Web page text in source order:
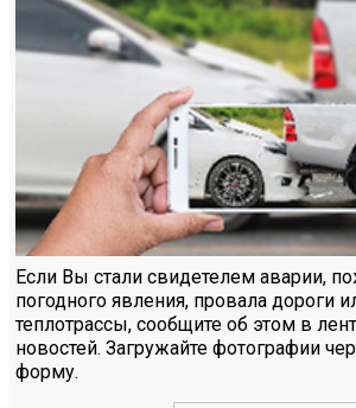
Если Вы стали свидетелем аварии,
погодного явления, провала дороги
теплотрассы, сообщите об этом в
новостей. Загружайте фотографии
форму.